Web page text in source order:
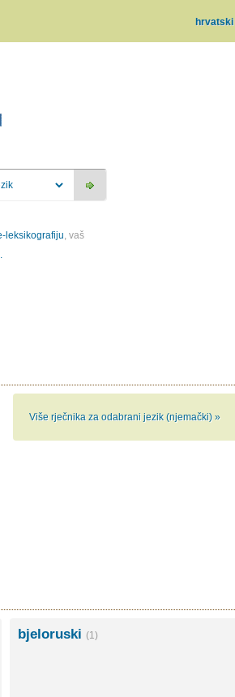
hrvatski
leksikografiju, vaš
Više rječnika za odabrani jezik (njemački) »
bjeloruski (1)